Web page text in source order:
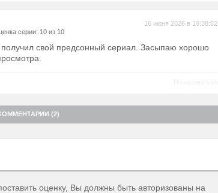
серии: 10 из 10
16 июня 2026 в 19:38:52
свой предсонный сериал. Засыпаю хорошо
(2)
оценку, Вы должны быть авторизованы на